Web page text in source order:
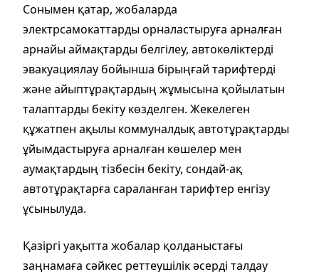
Сонымен қатар, жобаларда
электрсамокаттарды орналастыруға арналған
арнайы аймақтарды белгілеу, автокөліктерді
эвакуациялау бойынша бірыңғай тарифтерді
және айыптұрақтардың жұмысына қойылатын
талаптарды бекіту көзделген. Жекелеген
құжатпен ақылы коммуналдық автотұрақтарды
ұйымдастыруға арналған көшелер мен
аумақтардың тізбесін бекіту, сондай-ақ
автотұрақтарға сараланған тарифтер енгізу
ұсынылуда.
Қазіргі уақытта жобалар қолданыстағы
заңнамаға сәйкес реттеушілік әсерді талдау